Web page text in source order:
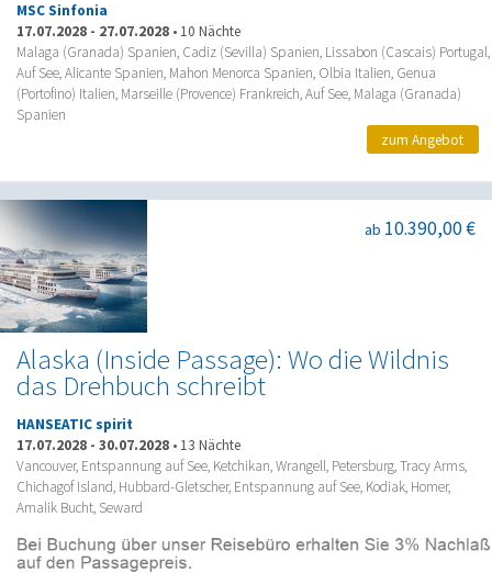
MSC Sinfonia
17.07.2028 - 27.07.2028 • 10 Nächte
Malaga (Granada) Spanien, Cadiz (Sevilla) Spanien, Lissabon (Cascais) Portugal,
Auf See, Alicante Spanien, Mahon Menorca Spanien, Olbia Italien, Genua
(Portofino) Italien, Marseille (Provence) Frankreich, Auf See, Malaga (Granada)
Spanien
zum Angebot
Alaska (Inside Passage): Wo die Wildnis
das Drehbuch schreibt
ab 10.390,00 €
HANSEATIC spirit
17.07.2028 - 30.07.2028 • 13 Nächte
Vancouver, Entspannung auf See, Ketchikan, Wrangell, Petersburg, Tracy Arms,
Chichagof Island, Hubbard-Gletscher, Entspannung auf See, Kodiak, Homer,
Amalik Bucht, Seward